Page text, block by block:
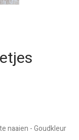
naaien - Goudkleur